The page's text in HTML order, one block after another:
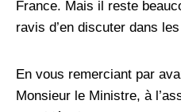
France. Mais il reste
ravis d’en discuter dans
En vous remerciant par
Monsieur le Ministre, à